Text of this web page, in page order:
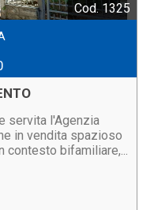
Cod. 1325
servita l'Agenzia
in vendita spazioso
contesto bifamiliare,...